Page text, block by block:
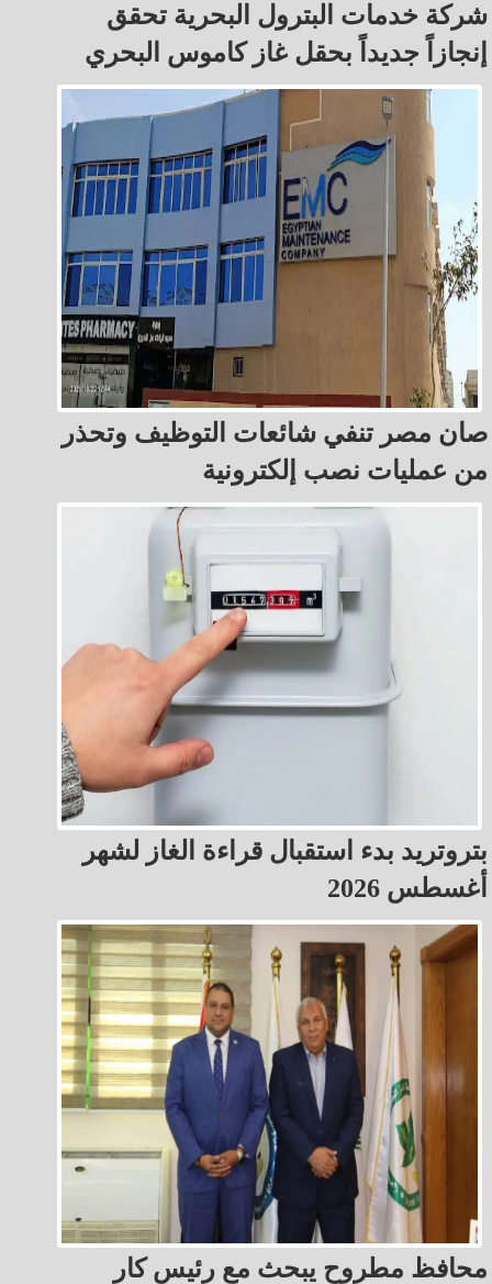
شركة خدمات البترول البحرية تحقق
إنجازاً جديداً بحقل غاز كاموس البحري
صان مصر تنفي شائعات التوظيف وتحذر
من عمليات نصب إلكترونية
بتروتريد بدء استقبال قراءة الغاز لشهر
أغسطس 2026
محافظ مطروح يبحث مع رئيس كار